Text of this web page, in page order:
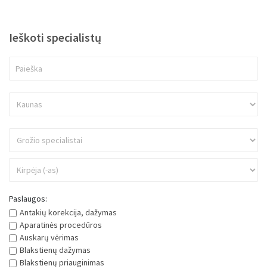
Ieškoti specialistų
Paslaugos:
Antakių korekcija, dažymas
Aparatinės procedūros
Auskarų vėrimas
Blakstienų dažymas
Blakstienų priauginimas